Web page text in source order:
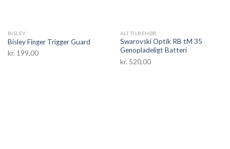
BISLEY
Bisley Finger Trigger Guard
kr. 199,00
ALT TILBEHØR
Swarovski Optik RB tM 35
Genopladeligt Batteri
kr. 520,00